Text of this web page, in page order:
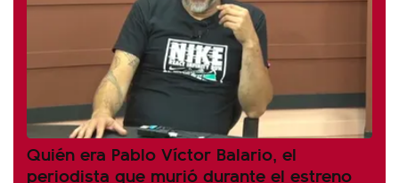
Quién era Pablo Víctor Balario, el
periodista que murió durante el estreno